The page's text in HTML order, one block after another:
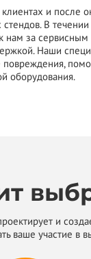
и после
В
нам за сервисным
Наши
повреждения,
оборудования.
и
ваше участие в